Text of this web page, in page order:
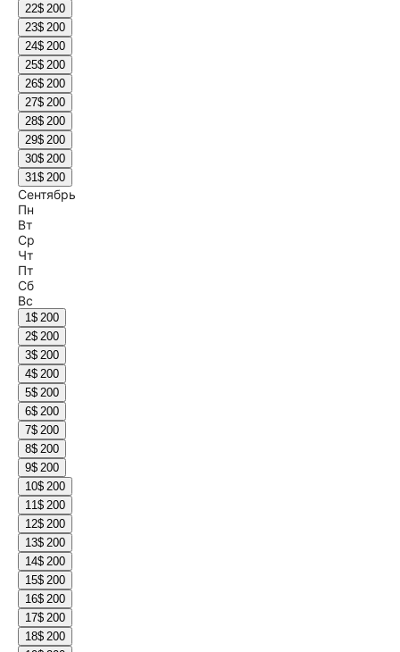
22$ 200
23$ 200
24$ 200
25$ 200
26$ 200
27$ 200
28$ 200
29$ 200
30$ 200
31$ 200
Сентябрь
Пн
Вт
Ср
Чт
Пт
Сб
Вс
1$ 200
2$ 200
3$ 200
4$ 200
5$ 200
6$ 200
7$ 200
8$ 200
9$ 200
10$ 200
11$ 200
12$ 200
13$ 200
14$ 200
15$ 200
16$ 200
17$ 200
18$ 200